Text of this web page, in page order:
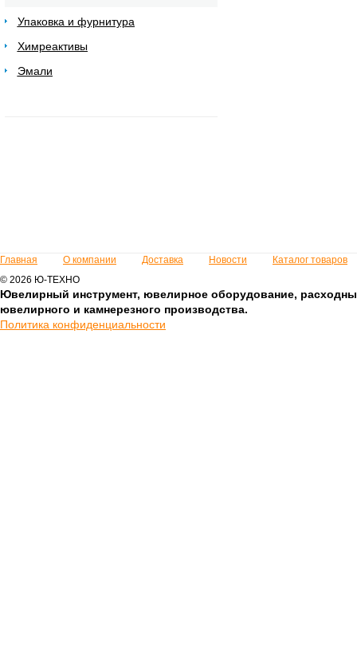
Упаковка и фурнитура
Химреактивы
Эмали
Главная О компании Доставка Новости
Каталог товаров
© 2026 Ю-ТЕХНО
Ювелирный инструмент, ювелирное оборудование,
ювелирного и камнерезного производства.
Политика конфиденциальности